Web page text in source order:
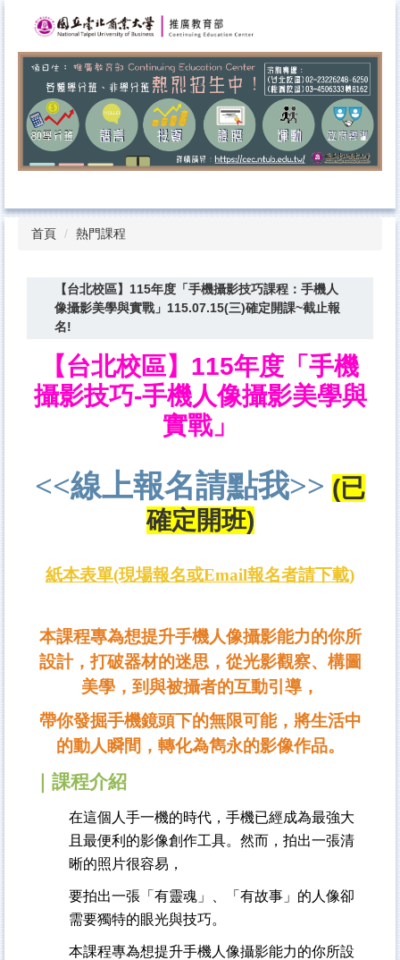
主
首頁 熱門課程
【台北校區】115年度「手機攝影技巧課程：手機人
像攝影美學與實戰」115.07.15(三)確定開課~截止報
名!
【台北校區】115年度「手機
攝影技巧-手機人像攝影美學與
實戰」
<<線上報名請點我>> (已
確定開班)
紙本表單(現場報名或Email報名者請下載)
本課程專為想提升手機人像攝影能力的你所
設計，打破器材的迷思，從光影觀察、構圖
美學，到與被攝者的互動引導，
帶你發掘手機鏡頭下的無限可能， 將生活中
的動人瞬間，轉化為雋永的影像作品。
｜課程介紹
在這個人手一機的時代，手機已經成為最強大
且最便利的影像創作工具。 然而，拍出一張清
晰的照片很容易，
要拍出一張「有靈魂」、「有故事」的人像卻
需要獨特的眼光與技巧。
本課程專為想提升手機人像攝影能力的你所設